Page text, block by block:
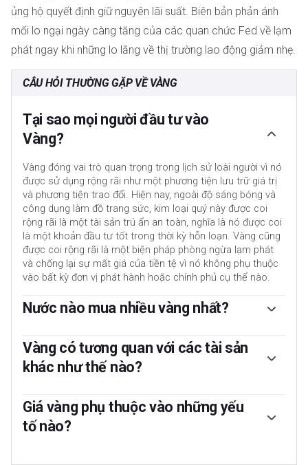
ủng hộ quyết định giữ nguyên lãi suất. Biên bản phản ánh
mối lo ngại ngày càng tăng của các quan chức Fed về lạm
phát ngay khi những lo lắng về thị trường lao động giảm nhẹ.
CÂU HỎI THƯỜNG GẶP VỀ VÀNG
Tại sao mọi người đầu tư vào
Vàng?
Vàng đóng vai trò quan trọng trong lịch sử loài người vì nó
được sử dụng rộng rãi như một phương tiện lưu trữ giá trị
và phương tiện trao đổi. Hiện nay, ngoài độ sáng bóng và
công dụng làm đồ trang sức, kim loại quý này được coi
rộng rãi là một tài sản trú ẩn an toàn, nghĩa là nó được coi
là một khoản đầu tư tốt trong thời kỳ hỗn loạn. Vàng cũng
được coi rộng rãi là một biện pháp phòng ngừa lạm phát
và chống lại sự mất giá của tiền tệ vì nó không phụ thuộc
vào bất kỳ đơn vị phát hành hoặc chính phủ cụ thể nào.
Nước nào mua nhiều vàng nhất?
nhất. Với mục tiêu hỗ trợ đồng tiền của mình trong thời kỳ
hỗn loạn, các ngân hàng trung ương có xu hướng đa dạng
hóa dự trữ của mình và mua Vàng để cải thiện sức mạnh
cao có thể là nguồn tin cậy cho khả năng thanh toán của
một quốc gia. Theo dữ liệu từ Hội đồng Vàng Thế giới, các
ngân hàng trung ương đã bổ sung 1.136 tấn Vàng trị giá
Vàng có tương quan với các tài sản
khác như thế nào?
bạc Hoa Kỳ, cả hai đều là tài sản dự trữ và trú ẩn an toàn
chính. Khi Đô la mất giá, Vàng có xu hướng tăng, cho phép
các nhà đầu tư và ngân hàng trung ương đa dạng hóa tài
Giá vàng phụ thuộc vào những yếu
tố nào?